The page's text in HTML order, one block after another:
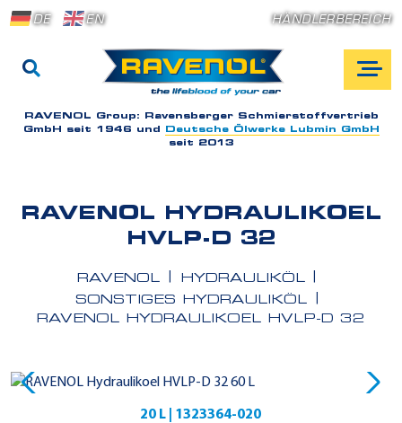
DE EN HÄNDLERBEREICH
RAVENOL Group: Ravensberger Schmierstoffvertrieb
GmbH seit 1946 und
Deutsche Ölwerke Lubmin GmbH
seit 2013
RAVENOL HYDRAULIKOEL
HVLP-D 32
RAVENOL
HYDRAULIKÖL
SONSTIGES HYDRAULIKÖL
RAVENOL HYDRAULIKOEL HVLP-D 32
20 L | 1323364-020